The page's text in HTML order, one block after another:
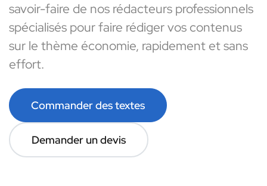
savoir-faire de nos rédacteurs professionnels
spécialisés pour faire rédiger vos contenus
sur le thème économie, rapidement et sans
effort.
Commander des textes
Demander un devis